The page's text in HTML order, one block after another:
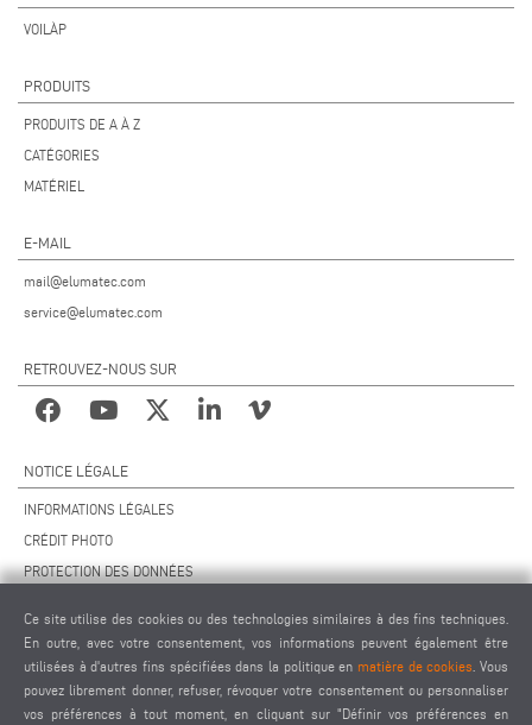
VOILÀP
PRODUITS
PRODUITS DE A À Z
CATÉGORIES
MATÉRIEL
E-MAIL
mail@elumatec.com
service@elumatec.com
RETROUVEZ-NOUS SUR
NOTICE LÉGALE
INFORMATIONS LÉGALES
CRÉDIT PHOTO
PROTECTION DES DONNÉES
ACCORD DE TÉLÉMAINTENANCE
PARAMÈTRES DES COOKIES
Ce site utilise des cookies ou des technologies similaires à des fins techniques.
En outre, avec votre consentement, vos informations peuvent également être
utilisées à d'autres fins spécifiées dans la politique en matière de cookies . Vous
pouvez librement donner, refuser, révoquer votre consentement ou personnaliser
vos préférences à tout moment, en cliquant sur "Définir vos préférences en